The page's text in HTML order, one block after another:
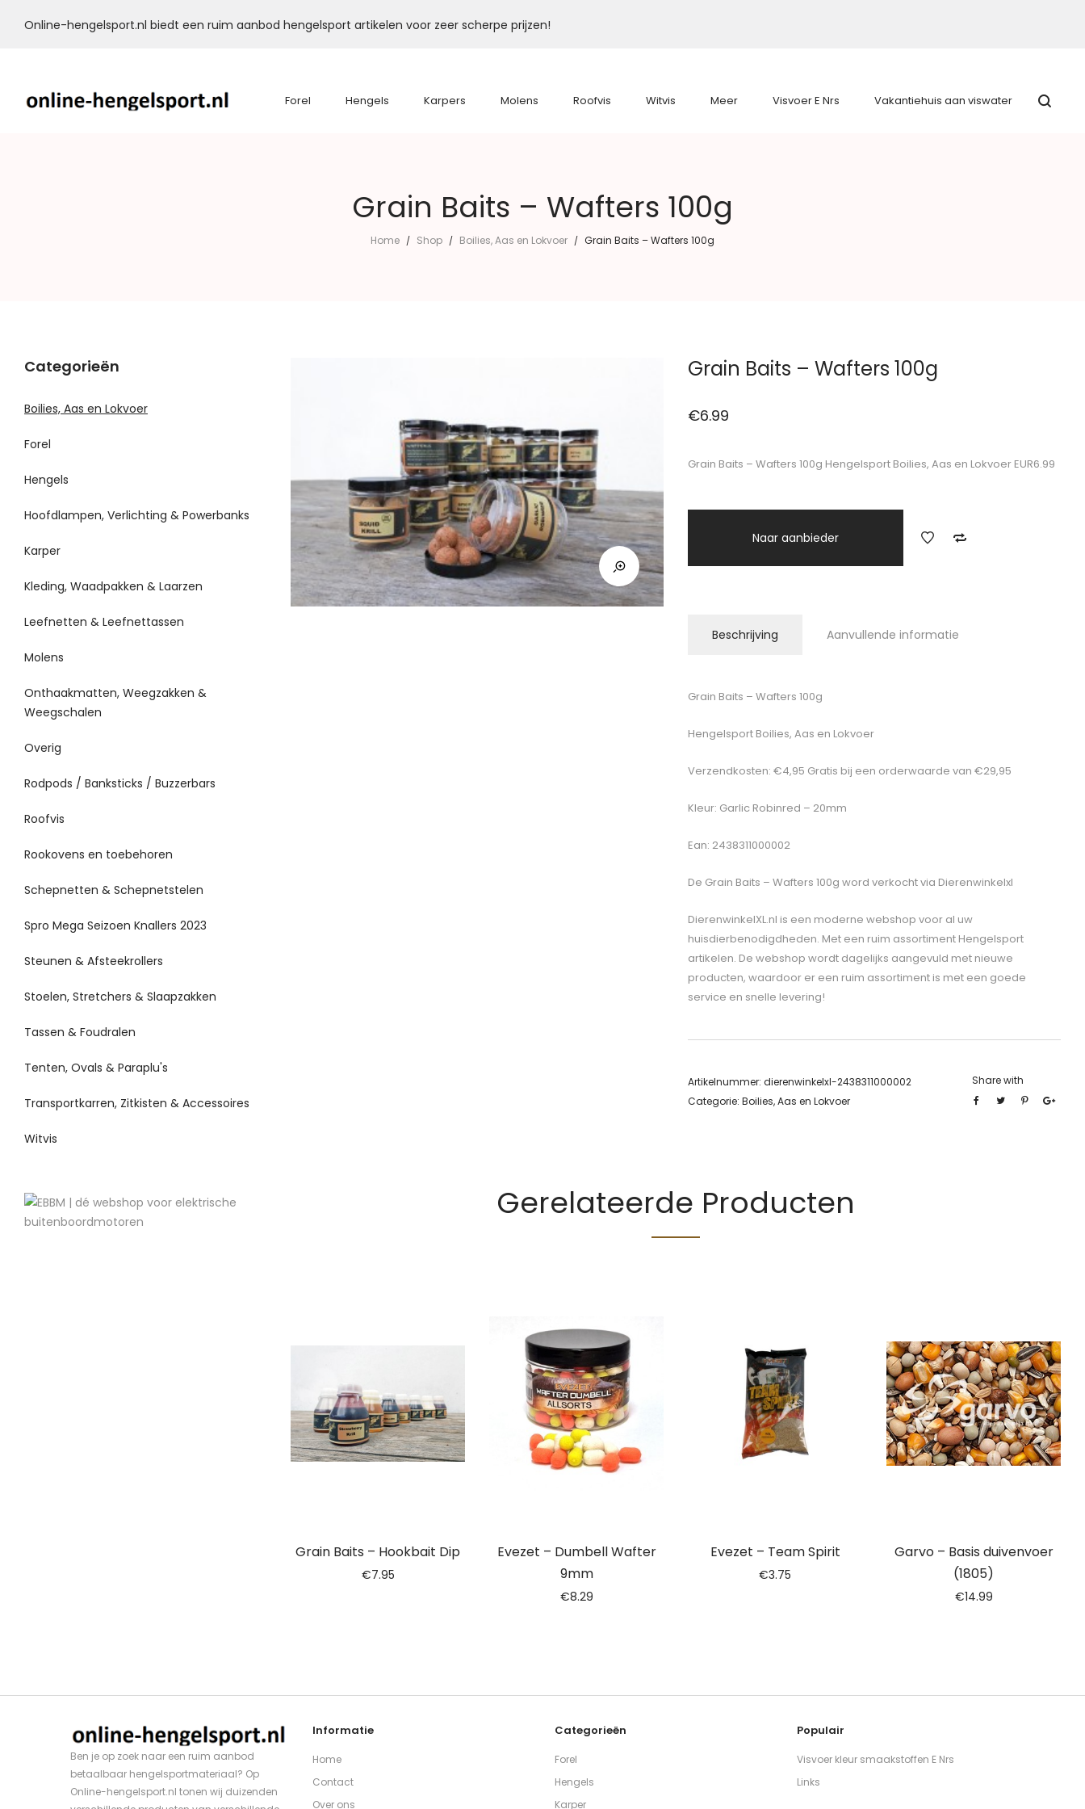
Online-hengelsport.nl biedt een ruim aanbod hengelsport artikelen voor zeer scherpe prijzen!
Forel Hengels Karpers Molens Roofvis Witvis Meer Visvoer E Nrs Vakantiehuis aan viswater
Grain Baits – Wafters 100g
Home / Shop / Boilies, Aas en Lokvoer / Grain Baits – Wafters 100g
Grain Baits – Wafters 100g
€6.99
Grain Baits – Wafters 100g Hengelsport Boilies, Aas en Lokvoer EUR6.99
Naar aanbieder
Beschrijving Aanvullende informatie
Grain Baits – Wafters 100g
Hengelsport Boilies, Aas en Lokvoer
Verzendkosten: €4,95 Gratis bij een orderwaarde van €29,95
Kleur: Garlic Robinred – 20mm
Ean: 2438311000002
De Grain Baits – Wafters 100g word verkocht via Dierenwinkelxl
DierenwinkelXL.nl is een moderne webshop voor al uw
huisdierbenodigdheden. Met een ruim assortiment Hengelsport
artikelen. De webshop wordt dagelijks aangevuld met nieuwe
producten, waardoor er een ruim assortiment is met een goede
service en snelle levering!
Artikelnummer: dierenwinkelxl-2438311000002
Categorie: Boilies, Aas en Lokvoer
Share with
Gerelateerde Producten
Grain Baits – Hookbait Dip
€7.95
Evezet – Dumbell Wafter
9mm
€8.29
Evezet – Team Spirit
€3.75
Garvo – Basis duivenvoer
(1805)
€14.99
Categorieën
Boilies, Aas en Lokvoer
Forel
Hengels
Hoofdlampen, Verlichting & Powerbanks
Karper
Kleding, Waadpakken & Laarzen
Leefnetten & Leefnettassen
Molens
Onthaakmatten, Weegzakken &
Weegschalen
Overig
Rodpods / Banksticks / Buzzerbars
Roofvis
Rookovens en toebehoren
Schepnetten & Schepnetstelen
Spro Mega Seizoen Knallers 2023
Steunen & Afsteekrollers
Stoelen, Stretchers & Slaapzakken
Tassen & Foudralen
Tenten, Ovals & Paraplu's
Transportkarren, Zitkisten & Accessoires
Witvis
Ben je op zoek naar een ruim aanbod
betaalbaar hengelsportmateriaal? Op
Online-hengelsport.nl tonen wij duizenden
Informatie
Home
Contact
Over ons
Categorieën
Forel
Hengels
Karper
Populair
Visvoer kleur smaakstoffen E Nrs
Links